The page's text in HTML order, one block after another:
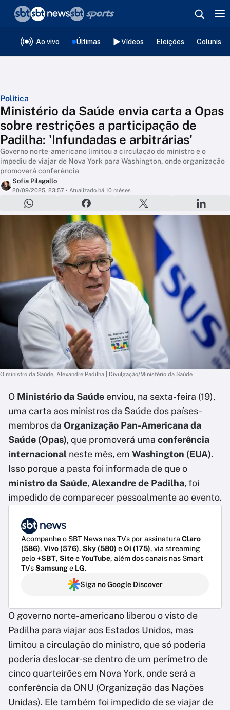
Ao vivo Últimas Vídeos Eleições
Política
Ministério da Saúde envia carta a Opas
sobre restrições a participação de
Padilha: 'Infundadas e arbitrárias'
Governo norte-americano limitou a circulação do ministro e o
impediu de viajar de Nova York para Washington, onde organização
promoverá conferência
Sofia Pilagallo
20/09/2025, 23:57 • Atualizado há 10 mêses
O ministro da Saúde, Alexandre Padilha | Divulgação/Ministério da Saúde
O Ministério da Saúde enviou, na sexta-feira (19),
uma carta aos ministros da Saúde dos países-
membros da Organização Pan-Americana da
Saúde (Opas), que promoverá uma conferência
internacional neste mês, em Washington (EUA).
Isso porque a pasta foi informada de que o
ministro da Saúde, Alexandre de Padilha, foi
impedido de comparecer pessoalmente ao evento.
Acompanhe o SBT News nas TVs por assinatura Claro
(586), Vivo (576), Sky (580) eOi (175), via streaming
pelo+SBT, SiteeYouTube, além dos canais nas Smart
TVsSamsunge LG.
Siga no Google Discover
O governo norte-americano liberou o visto de
Padilha para viajar aos Estados Unidos, mas
limitou a circulação do ministro, que só poderia
poderia deslocar-se dentro de um perímetro de
cinco quarteirões em Nova York, onde será a
conferência da ONU (Organização das Nações
Unidas). Ele também foi impedido de se viajar de
❮voltar
Editorias